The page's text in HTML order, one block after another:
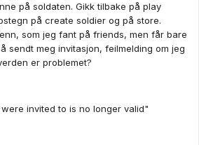
på soldaten. Gikk tilbake på play
på create soldier og på store.
som jeg fant på friends, men får bare
sendt meg invitasjon, feilmelding om jeg
er problemet?
invited to is no longer valid"